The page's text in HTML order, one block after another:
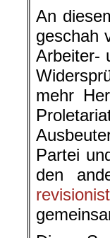
An
geschah
Arbeiter-
mehr
Partei
den